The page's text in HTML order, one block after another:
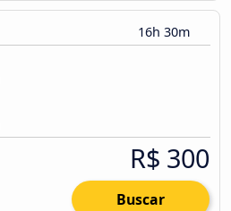
16h 30m
R$ 300
Buscar